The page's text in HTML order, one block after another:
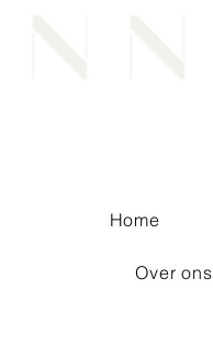
Home
Over ons